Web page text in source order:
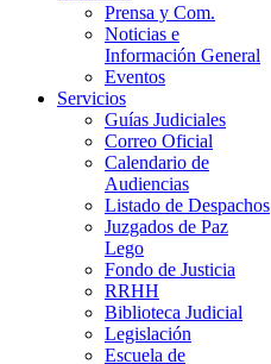
Prensa y Com.
Noticias e
Información General
Eventos
Servicios
Guías Judiciales
Correo Oficial
Calendario de
Audiencias
Listado de Despachos
Juzgados de Paz
Lego
Fondo de Justicia
RRHH
Biblioteca Judicial
Legislación
Escuela de